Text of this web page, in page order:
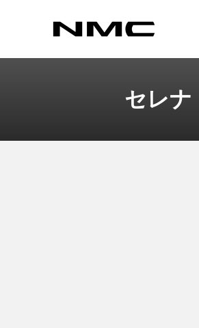
セレ